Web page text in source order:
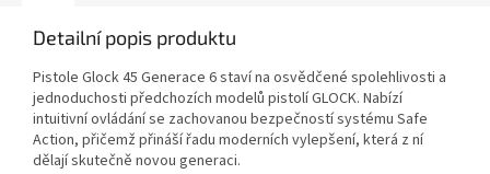
Detailní popis produktu
Pistole Glock 45 Generace 6 staví na osvědčené spolehlivosti a
jednoduchosti předchozích modelů pistolí GLOCK. Nabízí
intuitivní ovládání se zachovanou bezpečností systému Safe
Action, přičemž přináší řadu moderních vylepšení, která z ní
dělají skutečně novou generaci.